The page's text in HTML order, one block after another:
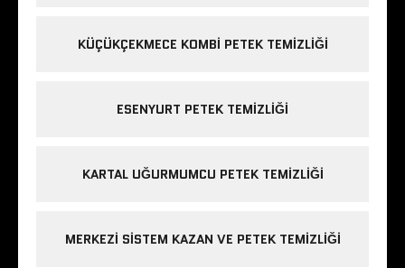
KÜÇÜKÇEKMECE KOMBI PETEK TEMIZLIĞI
ESENYURT PETEK TEMIZLIĞI
KARTAL UĞURMUMCU PETEK TEMIZLIĞI
MERKEZI SISTEM KAZAN VE PETEK TEMIZLIĞI